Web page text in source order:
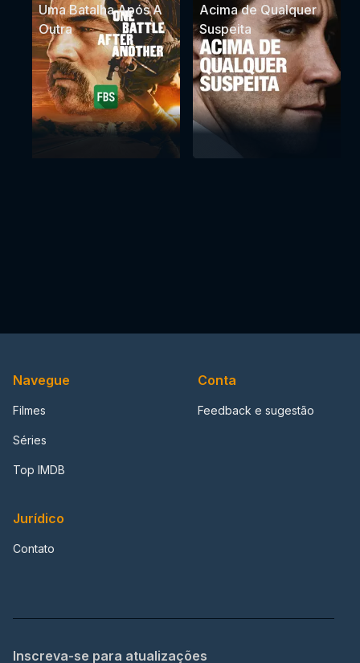
Uma Batalha Após A
Outra
Acima de Qualquer
Suspeita
Navegue
Filmes
Séries
Top IMDB
Conta
Feedback e sugestão
Jurídico
Contato
Inscreva-se para atualizações